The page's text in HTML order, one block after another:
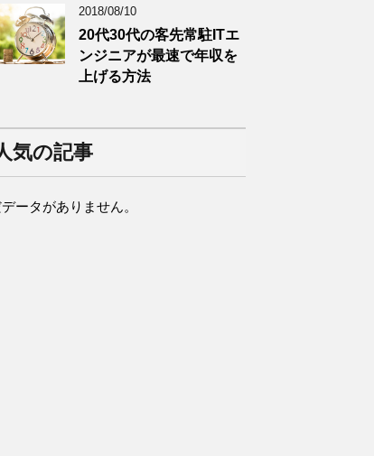
2018/08/10
20代30代の客先常駐ITエ
ンジニアが最速で年収を
上げる方法
気の記事
ータがありません。